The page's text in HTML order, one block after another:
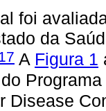
foi
da
A Figura 1
Disease